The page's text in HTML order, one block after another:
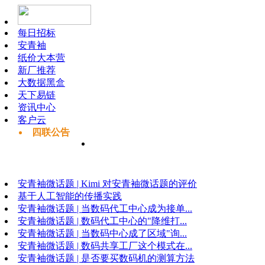
每日招标
安青袖
纸价大本营
新厂推荐
大数据黑盒
天下易链
资讯中心
客户云
四联公告
安青袖微话题 | Kimi 对安青袖微话题的评价
基于人工智能的传播实践
安青袖微话题 | 当数码代工中心成为接单...
安青袖微话题 | 数码代工中心的"降维打...
安青袖微话题 | 当数码中心成了区域"询...
安青袖微话题 | 数码共享工厂这个模式在...
安青袖微话题 | 是否要买数码机的测算方法